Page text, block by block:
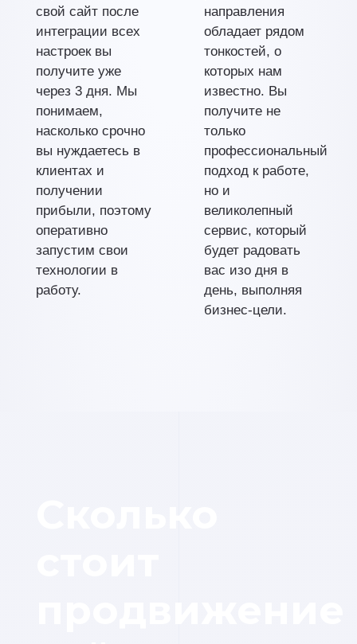
свой сайт после
интеграции всех
настроек вы
получите уже
через 3 дня. Мы
понимаем,
насколько срочно
вы нуждаетесь в
клиентах и
получении
прибыли, поэтому
оперативно
запустим свои
технологии в
работу.
направления
обладает рядом
тонкостей, о
которых нам
известно. Вы
получите не
только
профессиональный
подход к работе,
но и
великолепный
сервис, который
будет радовать
вас изо дня в
день, выполняя
бизнес-цели.